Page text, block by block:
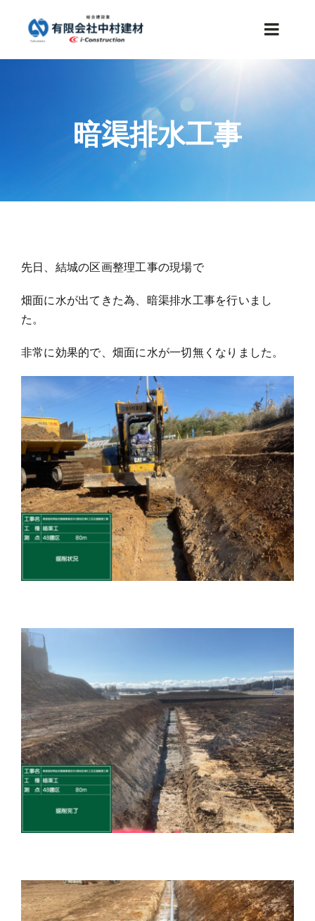
content
Toggle
HOME
事業内容
お知らせ
採用情報
お問い合わせ
暗渠排水工事
先日、結城の区画整理工事の現場で
畑面に水が出てきた為、暗渠排水工事を行いまし
た。
非常に効果的で、畑面に水が一切無くなりました。